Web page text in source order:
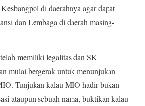
di daerahnya agar dapat
dan Lembaga di daerah masing-
memiliki legalitas dan SK
mulai bergerak untuk menunjukan
Tunjukan kalau MIO hadir bukan
ataupun sebuah nama, buktikan kalau